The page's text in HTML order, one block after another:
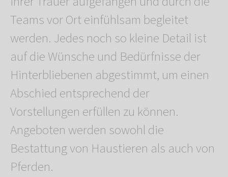
Teams vor Ort einfühlsam begleitet
werden. Jedes noch so kleine Detail ist
auf die Wünsche und Bedürfnisse der
Hinterbliebenen abgestimmt, um einen
Abschied entsprechend der
Vorstellungen erfüllen zu können.
Angeboten werden sowohl die
Bestattung von Haustieren als auch von
Pferden.